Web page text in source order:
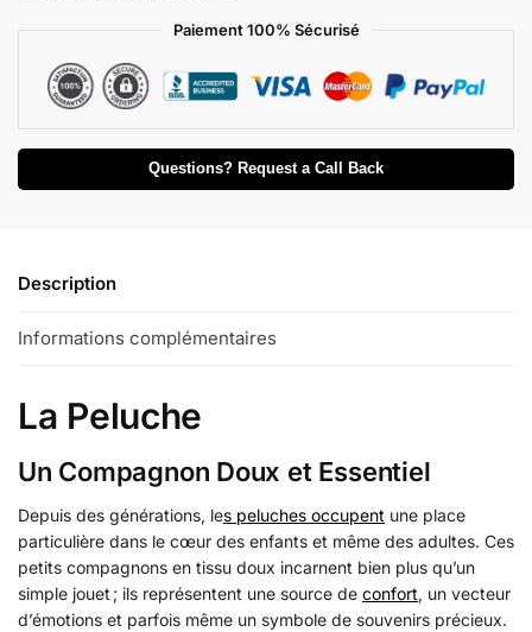
Paiement 100% Sécurisé
Questions? Request a Call Back
Description
Informations complémentaires
La Peluche
Un Compagnon Doux et Essentiel
Depuis des générations, les peluches occupent une place
particulière dans le cœur des enfants et même des adultes. Ces
petits compagnons en tissu doux incarnent bien plus qu’un
simple jouet ; ils représentent une source de confort, un vecteur
d’émotions et parfois même un symbole de souvenirs précieux.